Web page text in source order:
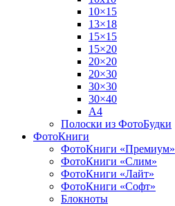
10×15
13×18
15×15
15×20
20×20
20×30
30×30
30×40
A4
Полоски из ФотоБудки
ФотоКниги
ФотоКниги «Премиум»
ФотоКниги «Слим»
ФотоКниги «Лайт»
ФотоКниги «Софт»
Блокноты